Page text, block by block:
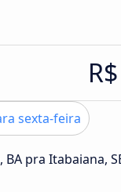
sexta-feira
pra Itabaiana,